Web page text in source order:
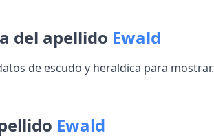
del apellido Ewald
de escudo y heraldica para mostrar.
Ewald